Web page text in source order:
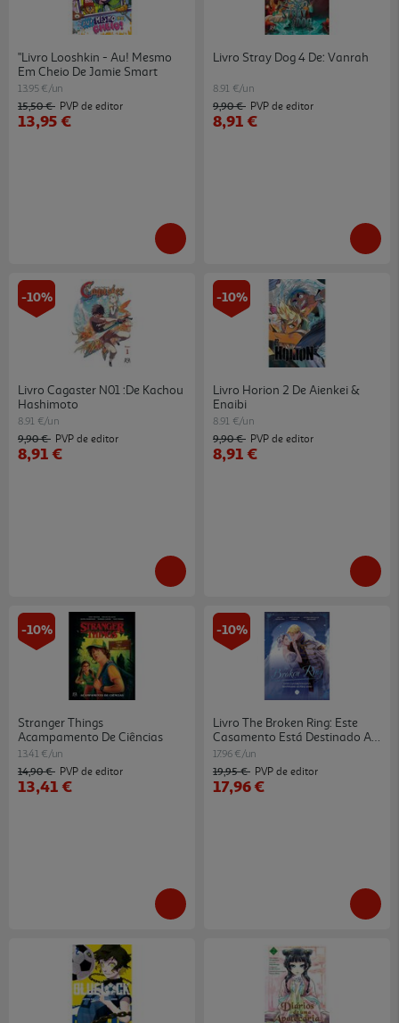
"livro Looshkin - Au! Mesmo
Em Cheio De Jamie Smart
13.95 €/un
15,50 € PVP de editor
13,95 €
Livro Stray Dog 4 De: Vanrah
8.91 €/un
9,90 € PVP de editor
8,91 €
-10%
Livro Cagaster N01 :de Kachou
Hashimoto
8.91 €/un
9,90 € PVP de editor
8,91 €
-10%
Livro Horion 2 De Aienkei &
Enaibi
8.91 €/un
9,90 € PVP de editor
8,91 €
-10%
Stranger Things
Acampamento De Ciências
13.41 €/un
14,90 € PVP de editor
13,41 €
-10%
Livro The Broken Ring: Este
Casamento Está Destinado Ao
Fr
17.96 €/un
19,95 € PVP de editor
17,96 €